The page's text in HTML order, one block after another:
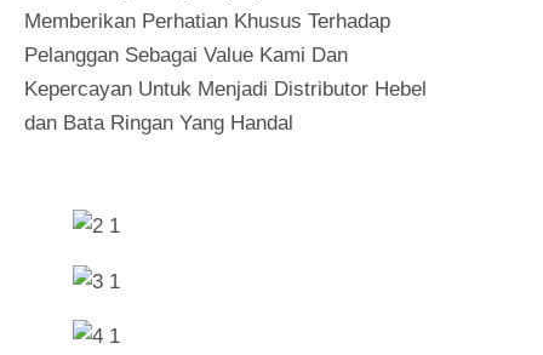
Memberikan Perhatian Khusus Terhadap
Pelanggan Sebagai Value Kami Dan
Kepercayan Untuk Menjadi Distributor Hebel
dan Bata Ringan Yang Handal